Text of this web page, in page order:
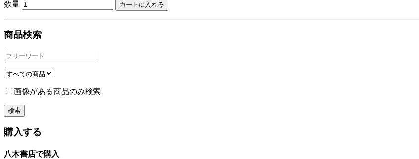
数量
商品検索
画像がある商品のみ検索
購入する
八木書店で購入